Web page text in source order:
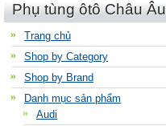
Phụ tùng ôtô Châu Âu
Trang chủ
Shop by Category
Shop by Brand
Danh mục sản phẩm
Audi